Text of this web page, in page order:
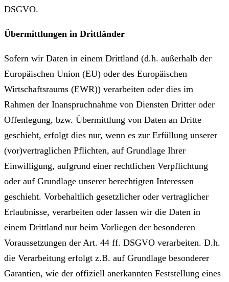
DSGVO.
Übermittlungen in Drittländer
Sofern wir Daten in einem Drittland (d.h. außerhalb der
Europäischen Union (EU) oder des Europäischen
Wirtschaftsraums (EWR)) verarbeiten oder dies im
Rahmen der Inanspruchnahme von Diensten Dritter oder
Offenlegung, bzw. Übermittlung von Daten an Dritte
geschieht, erfolgt dies nur, wenn es zur Erfüllung unserer
(vor)vertraglichen Pflichten, auf Grundlage Ihrer
Einwilligung, aufgrund einer rechtlichen Verpflichtung
oder auf Grundlage unserer berechtigten Interessen
geschieht. Vorbehaltlich gesetzlicher oder vertraglicher
Erlaubnisse, verarbeiten oder lassen wir die Daten in
einem Drittland nur beim Vorliegen der besonderen
Voraussetzungen der Art. 44 ff. DSGVO verarbeiten. D.h.
die Verarbeitung erfolgt z.B. auf Grundlage besonderer
Garantien, wie der offiziell anerkannten Feststellung eines